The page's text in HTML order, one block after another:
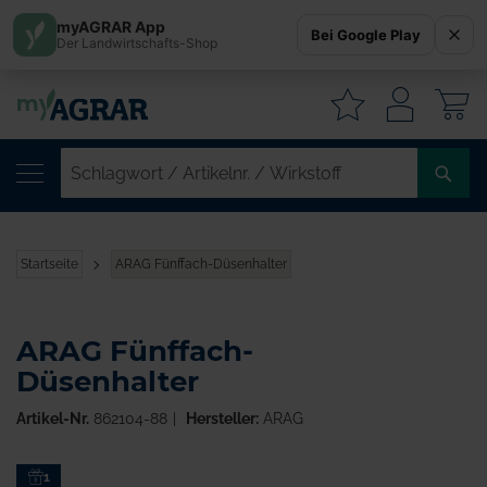
Startseite ARAG Fünffach-Düsenhalter
Zum1
ARAG Fünffach-
Düsenhalter
Artikel-Nr. 862104-88 Hersteller:ARAG
myAGRAR App
Der Landwirtschafts-Shop Bei Google Play